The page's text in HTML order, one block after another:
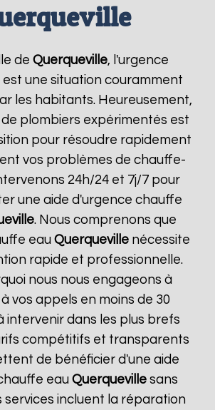
deQuerqueville, l'urgence
une situation couramment
les habitants. Heureusement,
plombiers expérimentés est
pour résoudre rapidement
vos problèmes de chauffe-
24h/24 et 7j/7 pour
une aide d'urgence chauffe
. Nous comprenons que
eauQuerqueville nécessite
rapide et professionnelle.
nous nous engageons à
vos appels en moins de 30
intervenir dans les plus brefs
compétitifs et transparents
de bénéficier d'une aide
eau Querquevillesans
services incluent la réparation